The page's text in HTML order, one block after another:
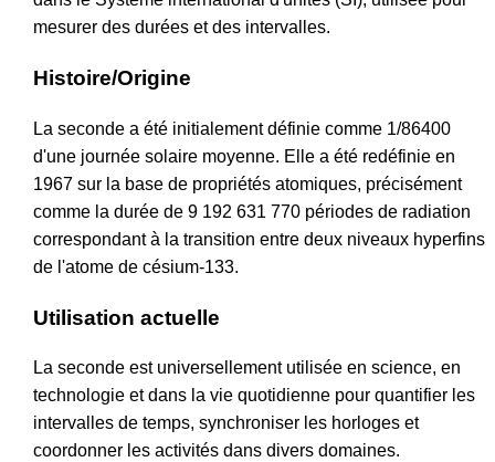
mesurer des durées et des intervalles.
Histoire/Origine
La seconde a été initialement définie comme 1/86400
d'une journée solaire moyenne. Elle a été redéfinie en
1967 sur la base de propriétés atomiques, précisément
comme la durée de 9 192 631 770 périodes de radiation
correspondant à la transition entre deux niveaux hyperfins
de l'atome de césium-133.
Utilisation actuelle
La seconde est universellement utilisée en science, en
technologie et dans la vie quotidienne pour quantifier les
intervalles de temps, synchroniser les horloges et
coordonner les activités dans divers domaines.